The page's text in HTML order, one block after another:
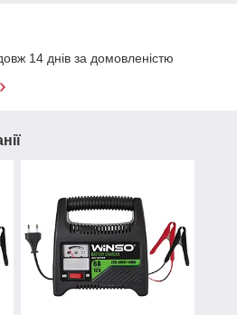
14 днів за домовленістю